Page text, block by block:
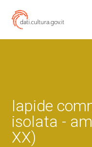
lapide
isolata -
XX)